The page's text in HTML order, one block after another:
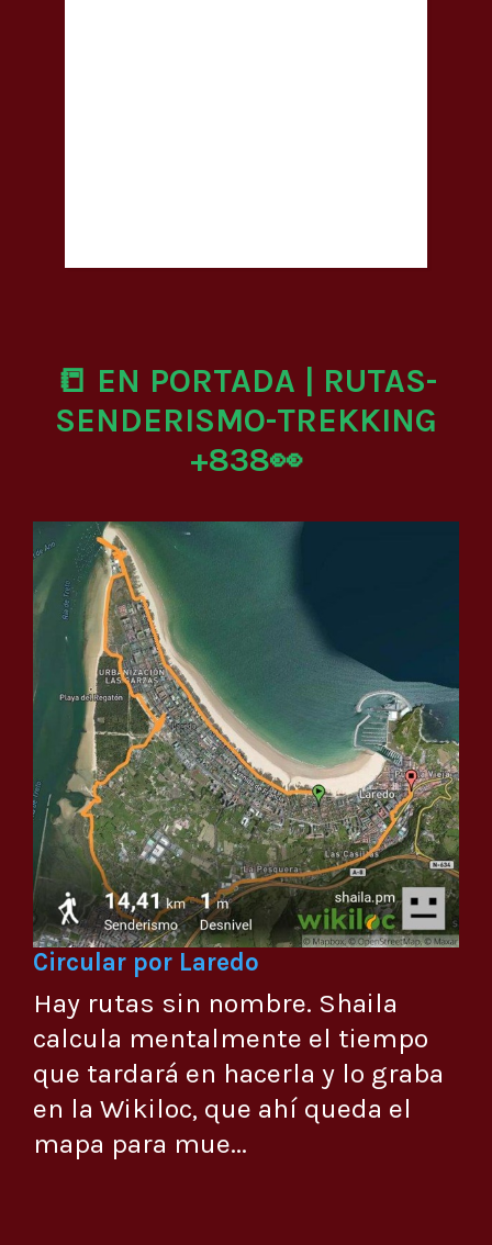
📒 EN PORTADA | RUTAS-
SENDERISMO-TREKKING
+838👀
Circular por Laredo
Hay rutas sin nombre. Shaila
calcula mentalmente el tiempo
que tardará en hacerla y lo graba
en la Wikiloc, que ahí queda el
mapa para mue...